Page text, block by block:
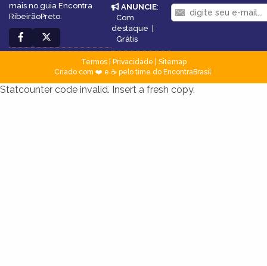
mais no guia Encontra
RibeirãoPreto.
ANUNCIE:
Com
destaque |
Grátis
Termos| Privacidade
Sitemap
Criado com ❤️ e ☕ pelo time do EncontraBrasil
Statcounter code invalid. Insert a fresh copy.